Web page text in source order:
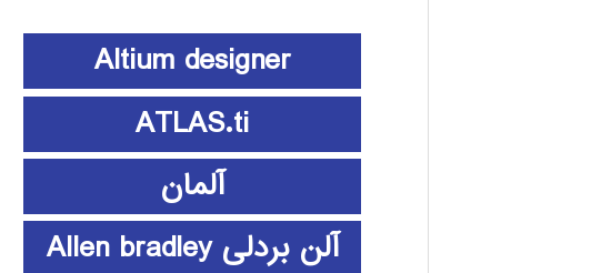
Altium designer
ATLAS.ti
آلمان
آلن بردلی Allen bradley